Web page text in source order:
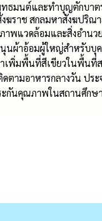
ธมนต์และทำบุญตักบาตร
ฆราช สกลมหาสังฆปริณ
าพแวดล้อมและสิ่งอำน
นุนผ้าอ้อมผู้ใหญ่สำหรับบุ
เพิ่มพื้นที่สีเขียวในพื้นที่
ดตามอาหารกลางวัน ป
ะกันคุณภาพในสถานศึกษ